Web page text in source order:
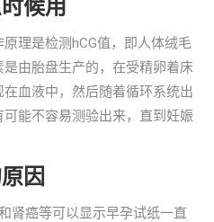
候用
理是检测hCG值，即人体绒毛
由胎盘生产的，在受精卵着床
血液中，然后随着循环系统出
能不容易测验出来，直到妊娠
因
肾癌等可以显示早孕试纸一直